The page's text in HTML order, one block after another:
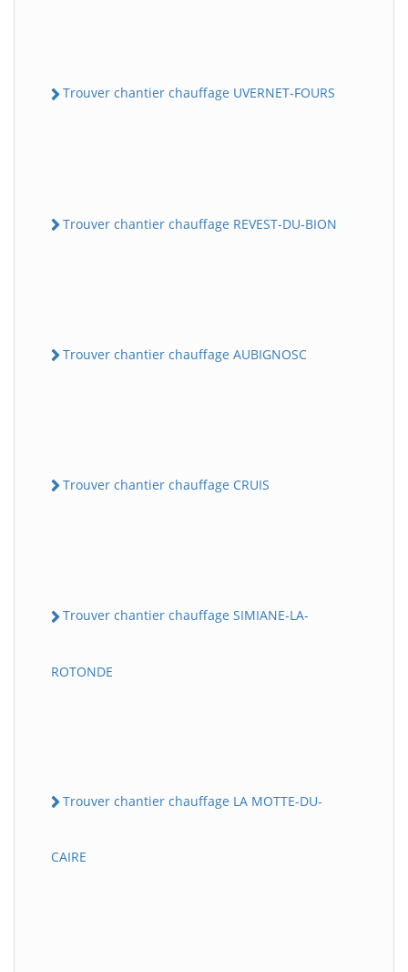
Trouver chantier chauffage UVERNET-FOURS
Trouver chantier chauffage REVEST-DU-BION
Trouver chantier chauffage AUBIGNOSC
Trouver chantier chauffage CRUIS
Trouver chantier chauffage SIMIANE-LA-
ROTONDE
Trouver chantier chauffage LA MOTTE-DU-
CAIRE